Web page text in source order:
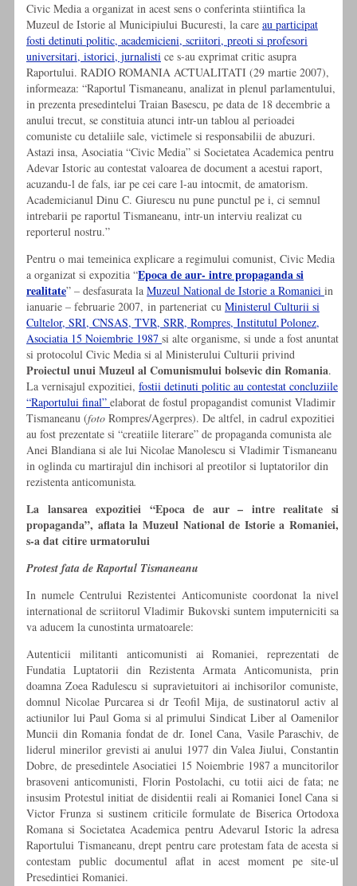
Civic Media a organizat in acest sens o conferinta stiintifica la
Muzeul de Istorie al Municipiului Bucuresti, la care au participat
fosti detinuti politic, academicieni, scriitori, preoti si profesori
universitari, istorici, jurnalisti ce s-au exprimat critic asupra
Raportului. RADIO ROMANIA ACTUALITATI (29 martie 2007),
informeaza: “Raportul Tismaneanu, analizat in plenul parlamentului,
in prezenta presedintelui Traian Basescu, pe data de 18 decembrie a
anului trecut, se constituia atunci intr-un tablou al perioadei
comuniste cu detaliile sale, victimele si responsabilii de abuzuri.
Astazi insa, Asociatia “Civic Media” si Societatea Academica pentru
Adevar Istoric au contestat valoarea de document a acestui raport,
acuzandu-l de fals, iar pe cei care l-au intocmit, de amatorism.
Academicianul Dinu C. Giurescu nu pune punctul pe i, ci semnul
intrebarii pe raportul Tismaneanu, intr-un interviu realizat cu
reporterul nostru.”
Pentru o mai temeinica explicare a regimului comunist, Civic Media
a organizat si expozitia “Epoca de aur- intre propaganda si
realitate” – desfasurata la Muzeul National de Istorie a Romaniei in
ianuarie – februarie 2007, in parteneriat cu Ministerul Culturii si
Cultelor, SRI, CNSAS, TVR, SRR, Rompres, Institutul Polonez,
Asociatia 15 Noiembrie 1987 si alte organisme, si unde a fost anuntat
si protocolul Civic Media si al Ministerului Culturii privind
Proiectul unui Muzeul al Comunismului bolsevic din Romania.
La vernisajul expozitiei, fostii detinuti politic au contestat concluziile
“Raportului final” elaborat de fostul propagandist comunist Vladimir
Tismaneanu (foto Rompres/Agerpres). De altfel, in cadrul expozitiei
au fost prezentate si “creatiile literare” de propaganda comunista ale
Anei Blandiana si ale lui Nicolae Manolescu si Vladimir Tismaneanu
in oglinda cu martirajul din inchisori al preotilor si luptatorilor din
rezistenta anticomunista.
La lansarea expozitiei “Epoca de aur – intre realitate si
propaganda”, aflata la Muzeul National de Istorie a Romaniei,
s-a dat citire urmatorului
Protest fata de Raportul Tismaneanu
In numele Centrului Rezistentei Anticomuniste coordonat la nivel
international de scriitorul Vladimir Bukovski suntem imputerniciti sa
va aducem la cunostinta urmatoarele:
Autenticii militanti anticomunisti ai Romaniei, reprezentati de
Fundatia Luptatorii din Rezistenta Armata Anticomunista, prin
doamna Zoea Radulescu si supravietuitori ai inchisorilor comuniste,
domnul Nicolae Purcarea si dr Teofil Mija, de sustinatorul activ al
actiunilor lui Paul Goma si al primului Sindicat Liber al Oamenilor
Muncii din Romania fondat de dr. Ionel Cana, Vasile Paraschiv, de
liderul minerilor grevisti ai anului 1977 din Valea Jiului, Constantin
Dobre, de presedintele Asociatiei 15 Noiembrie 1987 a muncitorilor
brasoveni anticomunisti, Florin Postolachi, cu totii aici de fata; ne
insusim Protestul initiat de disidentii reali ai Romaniei Ionel Cana si
Victor Frunza si sustinem criticile formulate de Biserica Ortodoxa
Romana si Societatea Academica pentru Adevarul Istoric la adresa
Raportului Tismaneanu, drept pentru care protestam fata de acesta si
contestam public documentul aflat in acest moment pe site-ul
Presedintiei Romaniei.